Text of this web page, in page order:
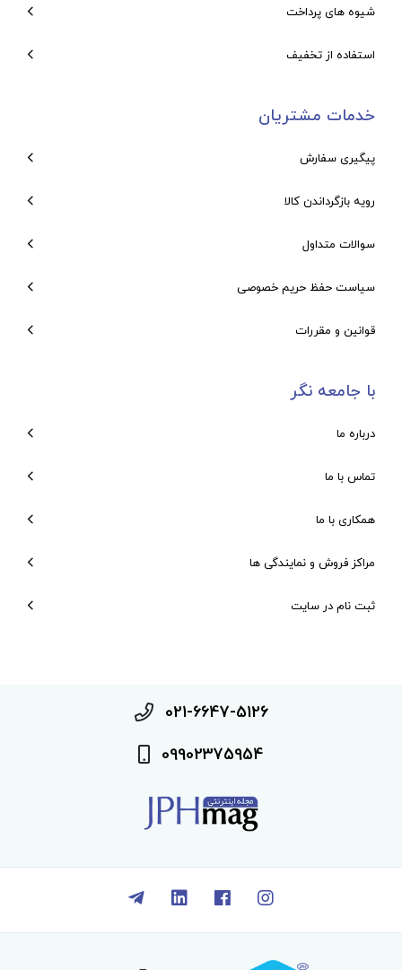
شیوه های پرداخت
استفاده از تخفیف
خدمات مشتریان
پیگیری سفارش
رویه بازگرداندن کالا
سوالات متداول
سیاست حفظ حریم خصوصی
قوانین و مقررات
با جامعه نگر
درباره ما
تماس با ما
همکاری با ما
مراکز فروش و نمایندگی ها
ثبت نام در سایت
021-6647-5126
09902375954